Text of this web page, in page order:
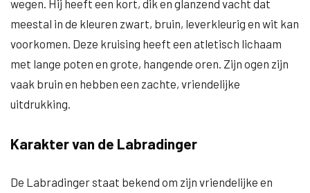
wegen. Hij heeft een kort, dik en glanzend vacht dat
meestal in de kleuren zwart, bruin, leverkleurig en wit kan
voorkomen. Deze kruising heeft een atletisch lichaam
met lange poten en grote, hangende oren. Zijn ogen zijn
vaak bruin en hebben een zachte, vriendelijke
uitdrukking.
Karakter van de Labradinger
De Labradinger staat bekend om zijn vriendelijke en